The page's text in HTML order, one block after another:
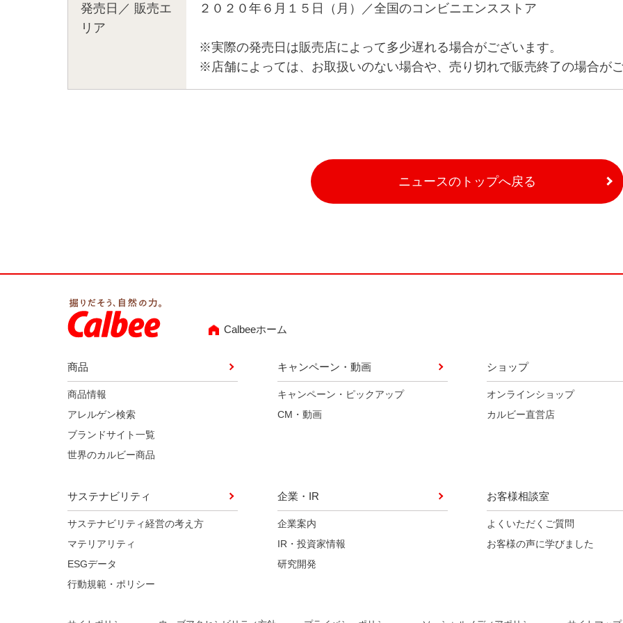
発売日／ 販売エ
リア
２０２０年６月１５日（月）／全国のコンビニエンスストア
※実際の発売日は販売店によって多少遅れる場合がございます。
※店舗によっては、お取扱いのない場合や、売り切れで販売終了の場合がご
ニュースのトップへ戻る
Calbeeホーム
商品
商品情報
アレルゲン検索
ブランドサイト一覧
世界のカルビー商品
キャンペーン・動画
キャンペーン・ピックアップ
CM・動画
ショップ
オンラインショップ
カルビー直営店
サステナビリティ
サステナビリティ経営の考え方
マテリアリティ
ESGデータ
行動規範・ポリシー
企業・IR
企業案内
IR・投資家情報
研究開発
お客様相談室
よくいただくご質問
お客様の声に学びました